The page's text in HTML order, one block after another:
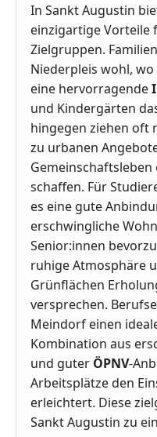
In Sankt Augustin
einzigartige Vorteile
Zielgruppen.
Niederpleis wohl,
eine hervorragende
und Kindergärten
hingegen ziehen oft
zu urbanen
schaffen. Für
es eine gute
erschwingliche
Senior:innen
ruhige Atmosphäre
Grünflächen
versprechen.
Meindorf einen
Kombination aus
und guter ÖPNV-
Arbeitsplätze den
erleichtert. Diese
Sankt Augustin zu